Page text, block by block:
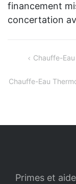
financement
concertation
Navigation
Chauffe-
Chauffe-Eau
Primes et